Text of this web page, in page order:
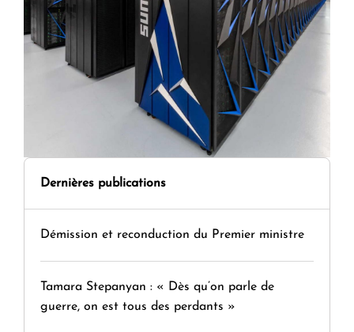
Dernières publications
Démission et reconduction du Premier ministre
Tamara Stepanyan : « Dès qu’on parle de
guerre, on est tous des perdants »